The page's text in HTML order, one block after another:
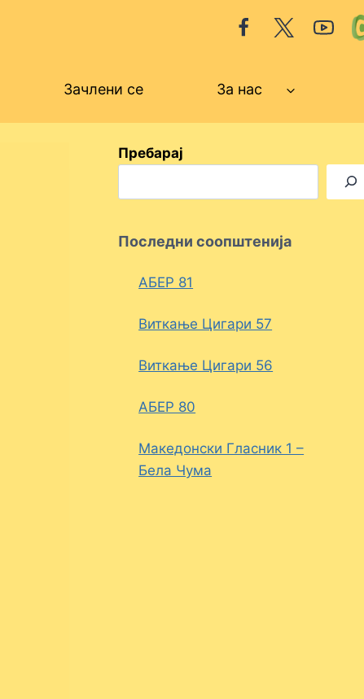
Зачлени се За нас
Пребарај
Последни соопштенија
АБЕР 81
Виткање Цигари 57
Виткање Цигари 56
АБЕР 80
Македонски Гласник 1 –
Бела Чума